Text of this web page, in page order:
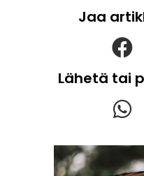
Jaa
Lähetä tai